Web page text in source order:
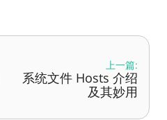
上一篇:
系统文件 Hosts 介绍
及其妙用